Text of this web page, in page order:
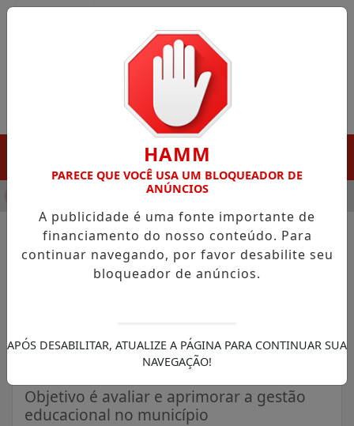
DESTAQUE EM PORTO GRANDE COM ATUAÇÃO VOLTADA
NOTÍCIAS/FERREIRA GOMES
Auditores do TCE-AP realizam
Municipal de Educação de
Ferreira Gomes
Objetivo é avaliar e aprimorar a gestão
educacional no município
HAMM
PARECE QUE VOCÊ USA UM BLOQUEADOR DE
ANÚNCIOS
A publicidade é uma fonte importante de
financiamento do nosso conteúdo. Para
continuar navegando, por favor desabilite seu
bloqueador de anúncios.
APÓS DESABILITAR, ATUALIZE A PÁGINA PARA CONTINUAR SUA
NAVEGAÇÃO!